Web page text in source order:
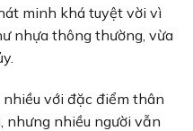
minh khá tuyệt vời vì
nhựa thông thường, vừa
với đặc điểm thân
nhiều người vẫn